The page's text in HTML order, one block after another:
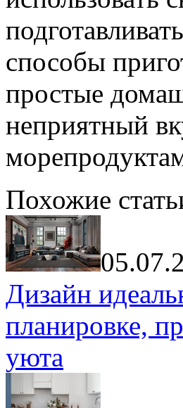
способы
простые
неприятный
Похожие
Дизайн
планировке,
уюта